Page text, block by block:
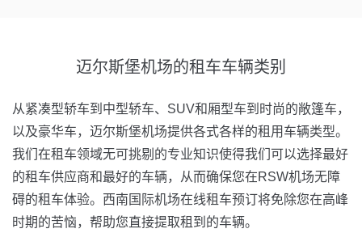
迈尔斯堡机场的租车车辆类别
从紧凑型轿车到中型轿车、SUV和厢型车到时尚的敞篷车，
以及豪华车，迈尔斯堡机场提供各式各样的租用车辆类型。
我们在租车领域无可挑剔的专业知识使得我们可以选择最好
的租车供应商和最好的车辆，从而确保您在RSW机场无障
碍的租车体验。西南国际机场在线租车预订将免除您在高峰
时期的苦恼，帮助您直接提取租到的车辆。